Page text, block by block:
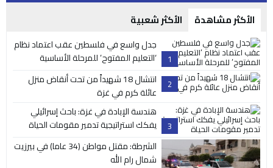
الأكثر مشاهدة الأكثر شعبية
1
جدل واسع في فلسطين عقب اعتماد نظام
‘التعليم المفتوح’ للمرحلة الأساسية
2
انتشال 18 شهيداً من تحت أنقاض منزل
عائلة كرم في غزة
3
هندسة الإبادة في غزة: باحث إسرائيلي
يفكك استراتيجية تدمير مقومات الحياة
الشرطة: مقتل مواطن (34 عاما) في بيرزيت
شمال رام الله